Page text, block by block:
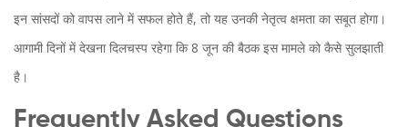
इन सांसदों को वापस लाने में सफल होते हैं, तो यह उनकी नेतृत्व क्षमता का सबूत होगा।
आगामी दिनों में देखना दिलचस्प रहेगा कि 8 जून की बैठक इस मामले को कैसे सुलझाती
है।
Frequently Asked Questions